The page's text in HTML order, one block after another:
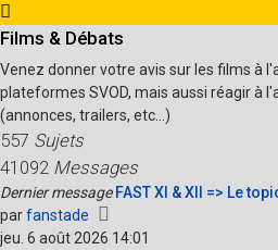
Films & Débats
Venez donner votre avis sur les films à
plateformes SVOD, mais aussi réagir à
(annonces, trailers, etc...)
557 Sujets
41092 Messages
Dernier message FAST XI & XII => Le
parfanstade
le
jeu. 6 août 2026 14:01